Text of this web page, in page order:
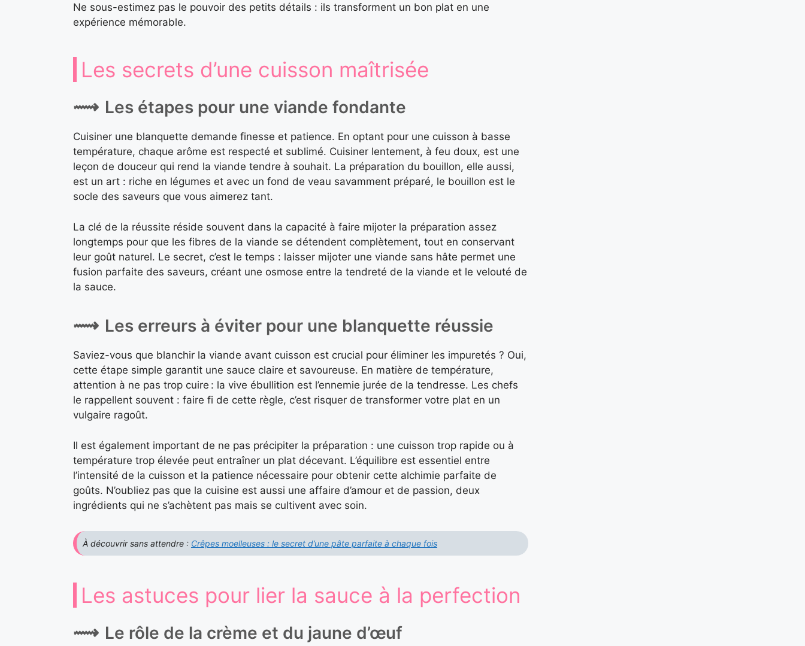
Ne sous-estimez pas le pouvoir des petits détails : ils transforment un bon plat en une
expérience mémorable.
Les secrets d’une cuisson maîtrisée
Les étapes pour une viande fondante
Cuisiner une blanquette demande finesse et patience. En optant pour une cuisson à basse
température, chaque arôme est respecté et sublimé. Cuisiner lentement, à feu doux, est une
leçon de douceur qui rend la viande tendre à souhait. La préparation du bouillon, elle aussi,
est un art : riche en légumes et avec un fond de veau savamment préparé, le bouillon est le
socle des saveurs que vous aimerez tant.
La clé de la réussite réside souvent dans la capacité à faire mijoter la préparation assez
longtemps pour que les fibres de la viande se détendent complètement, tout en conservant
leur goût naturel. Le secret, c’est le temps : laisser mijoter une viande sans hâte permet une
fusion parfaite des saveurs, créant une osmose entre la tendreté de la viande et le velouté de
la sauce.
Les erreurs à éviter pour une blanquette réussie
Saviez-vous que blanchir la viande avant cuisson est crucial pour éliminer les impuretés ? Oui,
cette étape simple garantit une sauce claire et savoureuse. En matière de température,
attention à ne pas trop cuire : la vive ébullition est l’ennemie jurée de la tendresse. Les chefs
le rappellent souvent : faire fi de cette règle, c’est risquer de transformer votre plat en un
vulgaire ragoût.
Il est également important de ne pas précipiter la préparation : une cuisson trop rapide ou à
température trop élevée peut entraîner un plat décevant. L’équilibre est essentiel entre
l’intensité de la cuisson et la patience nécessaire pour obtenir cette alchimie parfaite de
goûts. N’oubliez pas que la cuisine est aussi une affaire d’amour et de passion, deux
ingrédients qui ne s’achètent pas mais se cultivent avec soin.
À découvrir sans attendre : Crêpes moelleuses : le secret d’une pâte parfaite à chaque fois
Les astuces pour lier la sauce à la perfection
Le rôle de la crème et du jaune d’œuf